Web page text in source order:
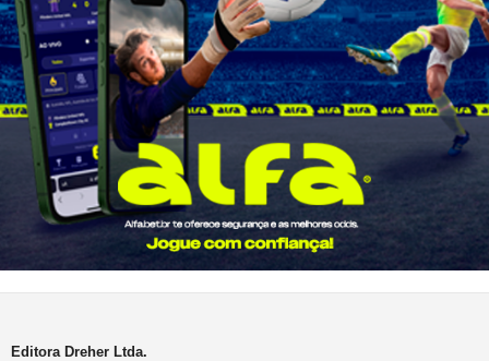
Editora Dreher Ltda.